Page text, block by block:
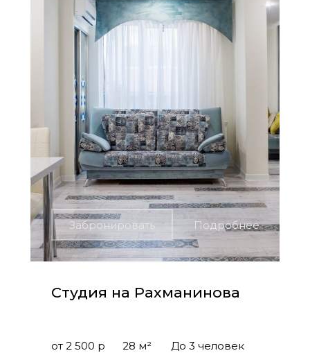
Студия на Рахманинова
от 2 500 р 28 м² До 3 человек
Подробнее
Забронировать